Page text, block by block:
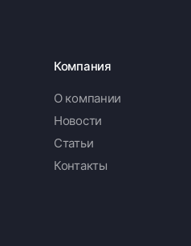
Компания
О компании
Новости
Статьи
Контакты